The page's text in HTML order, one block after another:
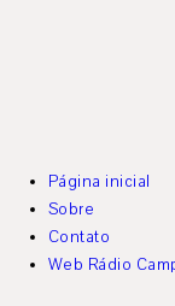
Página inicial
Sobre
Contato
Web Rádio